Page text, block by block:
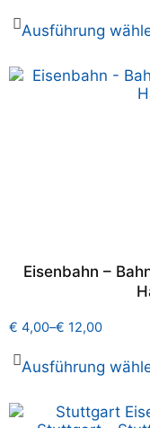
Ausführung
Eisenbahn –
€ 4,00–€ 12,00
Ausführung